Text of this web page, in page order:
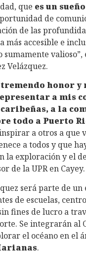
que es un
de
de las
más accesible e
sumamente
Velázquez.
tremendo honor y
a mis
a la
todo a Puerto
a otros a que
a todos y que
la exploración y el
de la UPR en Cayey.
será parte de un
de escuelas,
fines de lucro a
Se integrarán al
el océano en el
.